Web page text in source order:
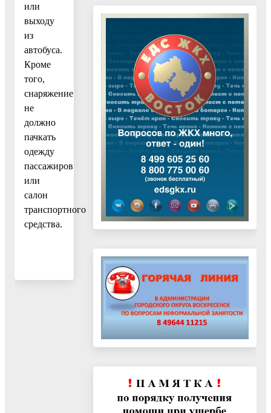
или
выходу
из
автобуса.
Кроме
того,
снаряжение
не
должно
пачкать
одежду
пассажиров
или
салон
транспортного
средства.